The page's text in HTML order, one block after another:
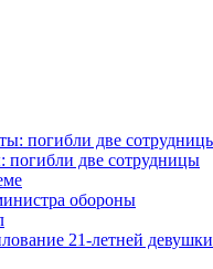
две сотрудницы
обороны
21-летней девушки